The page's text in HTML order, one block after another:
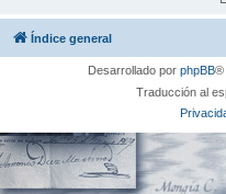
Índice general
Desarrollado por phpBB®
Traducción al